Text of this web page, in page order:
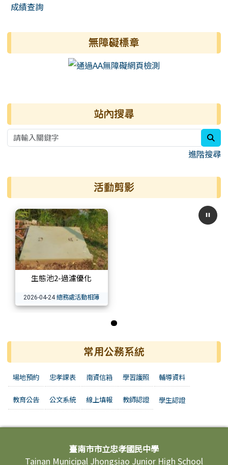
成績查詢
無障礙標章
右邊區域內容 站內搜尋
進階搜尋
活動剪影
生態池2-過濾優化
2026-04-24 總務處活動相簿
常用公務系統
場地預約 忠孝課表 南資信箱 學習護照 輔導資料
教育公告 公文系統 線上填報 教師認證 學生認證
頁尾區域內容臺南市市立忠孝國民中學
Tainan Municipal Jhongsiao Junior High School